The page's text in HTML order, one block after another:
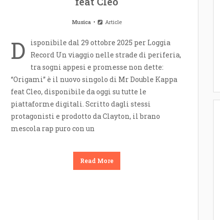
Musica Article
D
isponibile dal 29 ottobre 2025 per Loggia
Record Un viaggio nelle strade di periferia,
tra sogni appesi e promesse non dette:
“Origami” è il nuovo singolo di Mr Double Kappa
feat Cleo, disponibile da oggi su tutte le
piattaforme digitali. Scritto dagli stessi
protagonisti e prodotto da Clayton, il brano
mescola rap puro con un
Read More